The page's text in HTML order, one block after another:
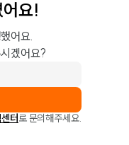
요!
어요.
겠어요?
터로 문의해주세요.